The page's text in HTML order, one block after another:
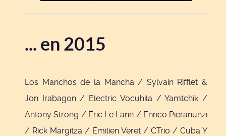
... en 2015
Los Manchos de la Mancha / Sylvain Rifflet &
Jon Irabagon / Electric Vocuhila / Yamtchik /
Antony Strong / Éric Le Lann / Enrico Pieranunzi
/ Rick Margitza / Émilien Veret / CTrio / Cuba Y